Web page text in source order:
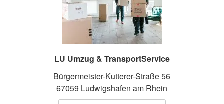
LU Umzug & TransportService
Bürgermeister-Kutterer-Straße 56
67059 Ludwigshafen am Rhein